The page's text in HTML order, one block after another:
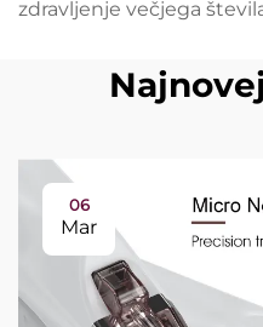
zdravljenje večjega
06
Mar